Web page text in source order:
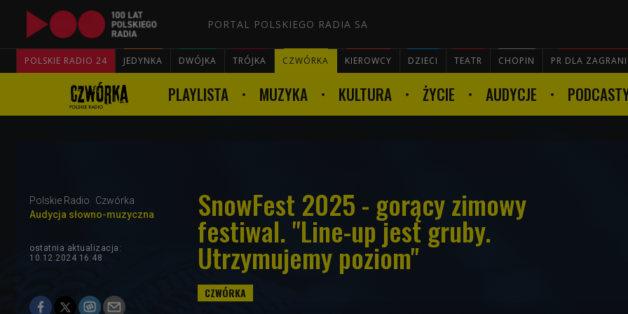
PORTAL POLSKIEGO RADIA SA
POLSKIE RADIO 24 JEDYNKA DWÓJKA TRÓJKA CZWÓRKA KIEROWCY DZIECI TEATR CHOPIN PR DLA

PLAYLISTA MUZYKA KULTURA ŻYCIE AUDYCJE
Polskie Radio
Czwórka
Audycja słowno-muzyczna
SnowFest 2025 - gorący zimowy
festiwal. "Line-up jest gruby.
Utrzymujemy poziom"
ostatnia aktualizacja:
10.12.2024 16:48